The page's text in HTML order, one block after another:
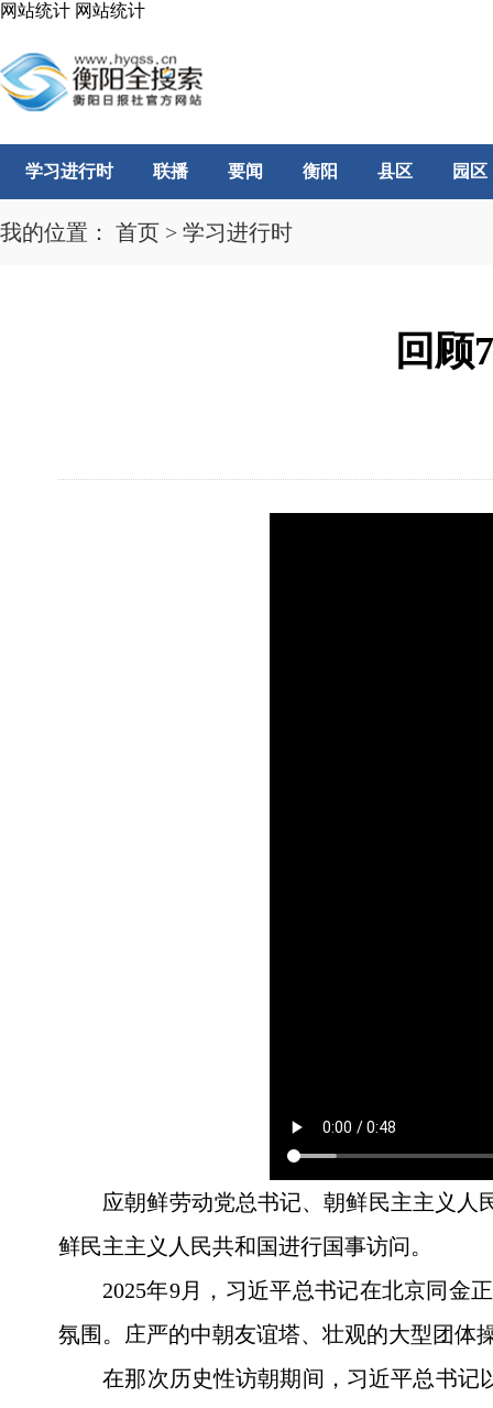
网站统计 网站统计
学习进行时 联播 要闻 衡阳 县区 园区
我的位置： 首页 > 学习进行时
回顾
应朝鲜劳动党总书记、朝鲜民主主义人
鲜民主主义人民共和国进行国事访问。
2025年9月，习近平总书记在北京同金
氛围。庄严的中朝友谊塔、壮观的大型团体
在那次历史性访朝期间，习近平总书记